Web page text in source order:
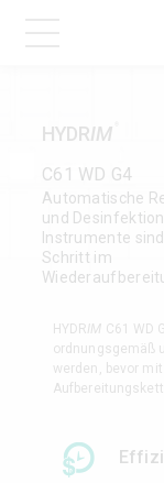
HYDRIM
C61 WD G4
Automatische
und
Instrumente
Schritt im
HYDR IM C61 WD
ordnungsgemäß
werden, bevor